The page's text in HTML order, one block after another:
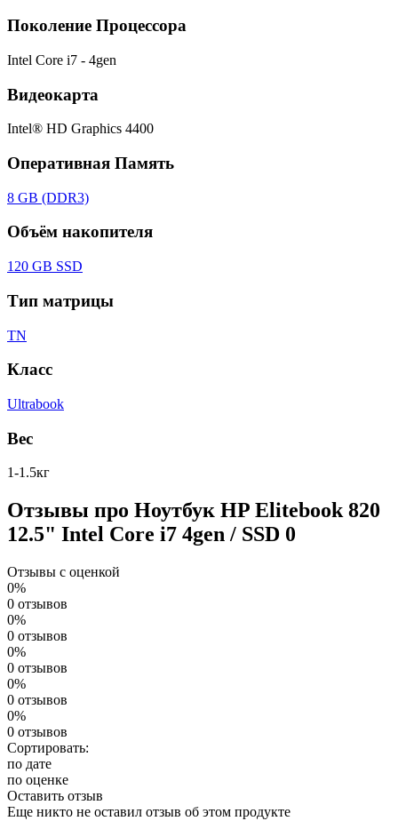
Поколение Процессора
Intel Core i7 - 4gen
Видеокарта
Intel® HD Graphics 4400
Оперативная Память
8 GB (DDR3)
Объём накопителя
120 GB SSD
Тип матрицы
TN
Класс
Ultrabook
Вес
1-1.5кг
Отзывы про Ноутбук HP Elitebook 820
12.5" Intel Core i7 4gen / SSD 0
Отзывы с оценкой
0%
0 отзывов
0%
0 отзывов
0%
0 отзывов
0%
0 отзывов
0%
0 отзывов
Сортировать:
по дате
по оценке
Оставить отзыв
Еще никто не оставил отзыв об этом продукте